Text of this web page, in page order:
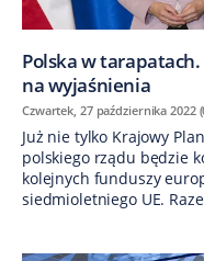
Polska w tarapatach.
na wyjaśnienia
Czwartek, 27 października 2022
Już nie tylko Krajowy
polskiego rządu będzie
kolejnych funduszy
siedmioletniego UE.